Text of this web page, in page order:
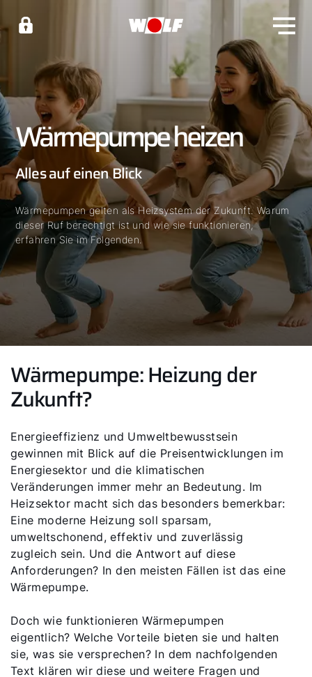
Wärmepumpe heizen
Alles auf einen Blick
Wärmepumpen gelten als Heizsystem der Zukunft. Warum
dieser Ruf berechtigt ist und wie sie funktionieren,
erfahren Sie im Folgenden.
Wärmepumpe: Heizung der
Zukunft?
Energieeffizienz und Umweltbewusstsein
gewinnen mit Blick auf die Preisentwicklungen im
Energiesektor und die klimatischen
Veränderungen immer mehr an Bedeutung. Im
Heizsektor macht sich das besonders bemerkbar:
Eine moderne Heizung soll sparsam,
umweltschonend, effektiv und zuverlässig
zugleich sein. Und die Antwort auf diese
Anforderungen? In den meisten Fällen ist das eine
Wärmepumpe.
Doch wie funktionieren Wärmepumpen
eigentlich? Welche Vorteile bieten sie und halten
sie, was sie versprechen? In dem nachfolgenden
Text klären wir diese und weitere Fragen und